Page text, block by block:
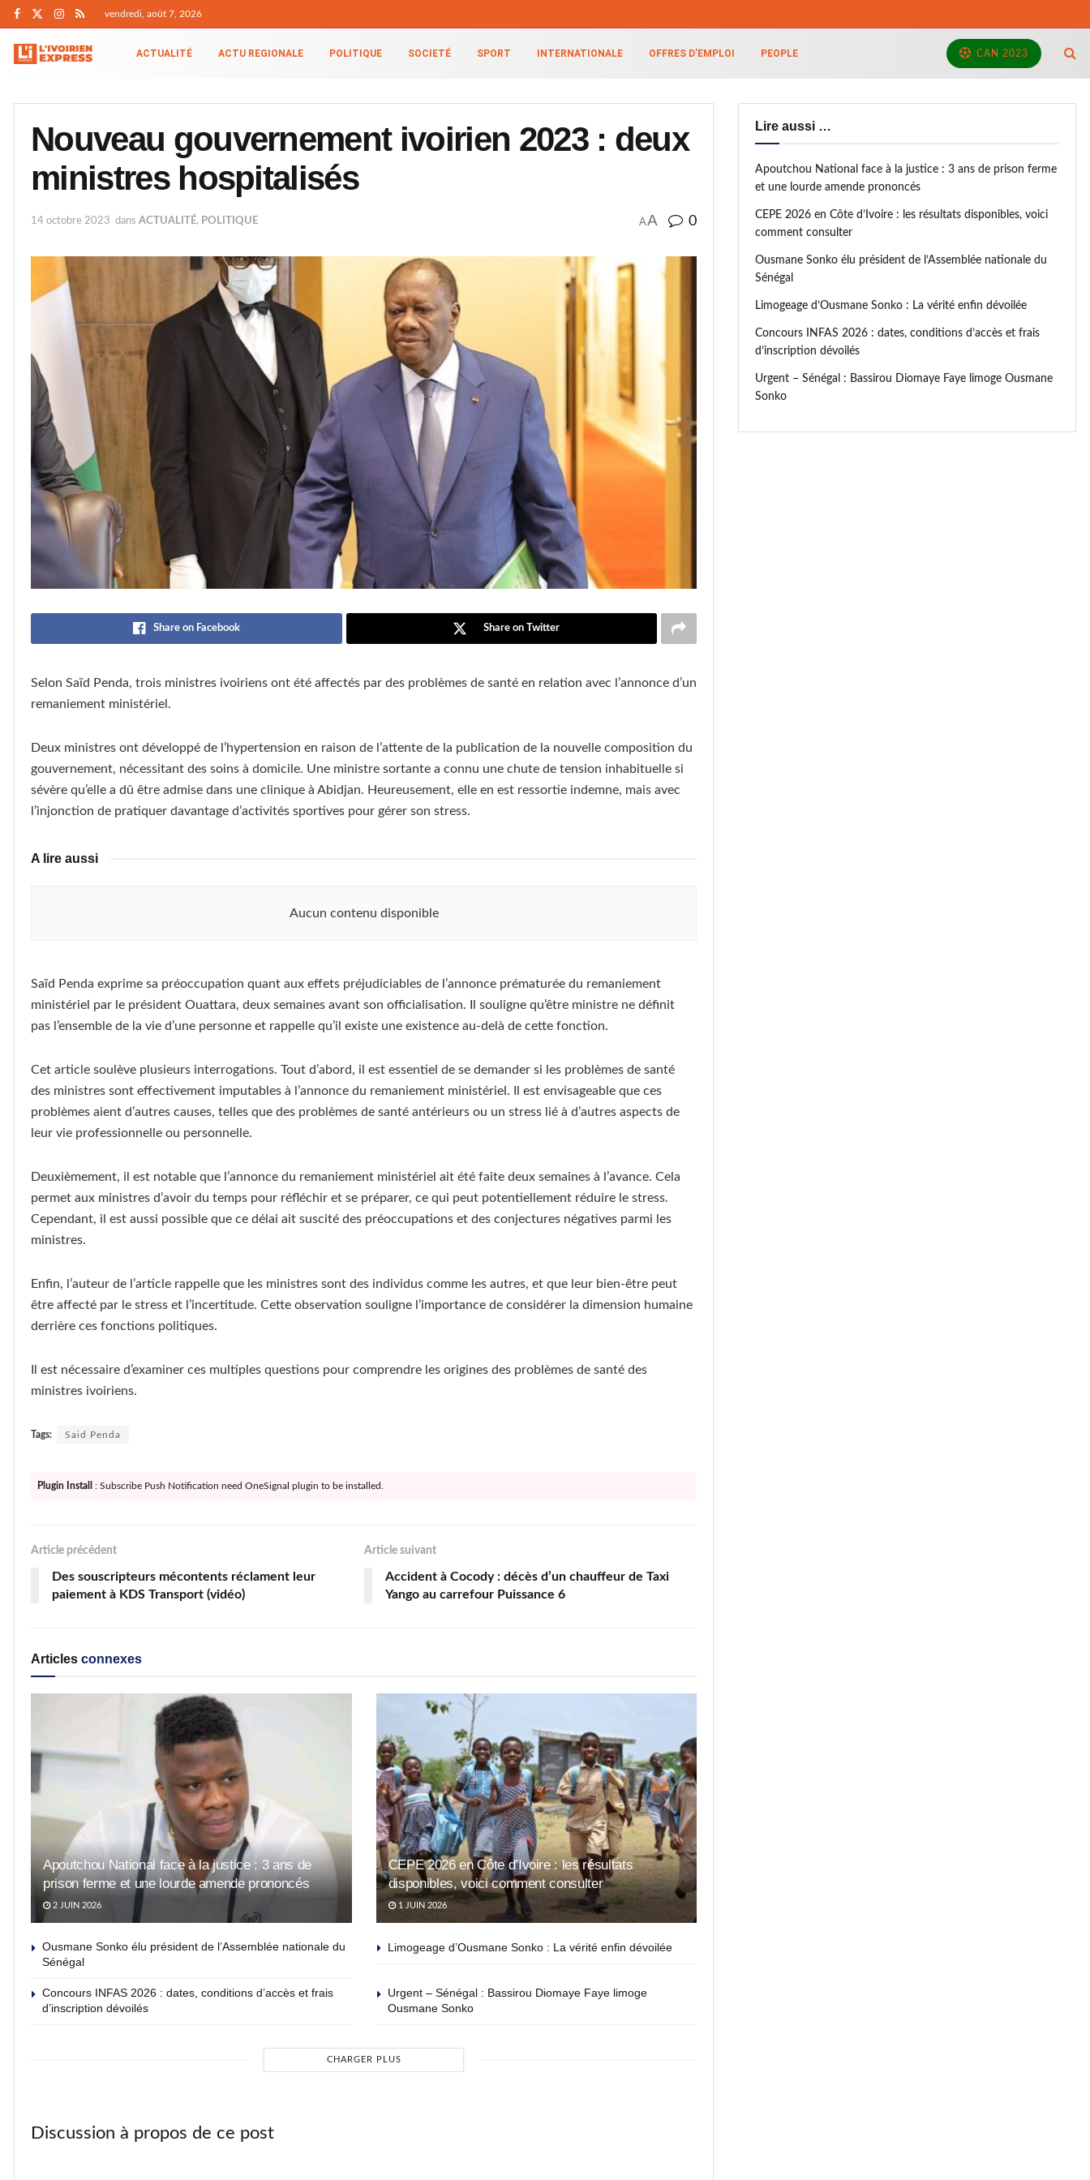
vendredi, août 7, 2026
ACTUALITÉ ACTU REGIONALE POLITIQUE SOCIETÉ SPORT INTERNATIONALE OFFRES D’EMPLOI PEOPLE CAN 2023
Nouveau gouvernement ivoirien 2023 : deux
ministres hospitalisés
14 octobre 2023 dans ACTUALITÉ, POLITIQUE AA 0
Share on Facebook Share on Twitter
Selon Saïd Penda, trois ministres ivoiriens ont été affectés par des problèmes de santé en relation avec l’annonce d’un
remaniement ministériel.
Deux ministres ont développé de l’hypertension en raison de l’attente de la publication de la nouvelle composition du
gouvernement, nécessitant des soins à domicile. Une ministre sortante a connu une chute de tension inhabituelle si
sévère qu’elle a dû être admise dans une clinique à Abidjan. Heureusement, elle en est ressortie indemne, mais avec
l’injonction de pratiquer davantage d’activités sportives pour gérer son stress.
A lire aussi
Aucun contenu disponible
Saïd Penda exprime sa préoccupation quant aux effets préjudiciables de l’annonce prématurée du remaniement
ministériel par le président Ouattara, deux semaines avant son officialisation. Il souligne qu’être ministre ne définit
pas l’ensemble de la vie d’une personne et rappelle qu’il existe une existence au-delà de cette fonction.
Cet article soulève plusieurs interrogations. Tout d’abord, il est essentiel de se demander si les problèmes de santé
des ministres sont effectivement imputables à l’annonce du remaniement ministériel. Il est envisageable que ces
problèmes aient d’autres causes, telles que des problèmes de santé antérieurs ou un stress lié à d’autres aspects de
leur vie professionnelle ou personnelle.
Deuxièmement, il est notable que l’annonce du remaniement ministériel ait été faite deux semaines à l’avance. Cela
permet aux ministres d’avoir du temps pour réfléchir et se préparer, ce qui peut potentiellement réduire le stress.
Cependant, il est aussi possible que ce délai ait suscité des préoccupations et des conjectures négatives parmi les
ministres.
Enfin, l’auteur de l’article rappelle que les ministres sont des individus comme les autres, et que leur bien-être peut
être affecté par le stress et l’incertitude. Cette observation souligne l’importance de considérer la dimension humaine
derrière ces fonctions politiques.
Il est nécessaire d’examiner ces multiples questions pour comprendre les origines des problèmes de santé des
ministres ivoiriens.
Tags: Said Penda
Plugin Install : Subscribe Push Notification need OneSignal plugin to be installed.
Article précédent
Des souscripteurs mécontents réclament leur
paiement à KDS Transport (vidéo)
Article suivant
Accident à Cocody : décès d’un chauffeur de Taxi
Yango au carrefour Puissance 6
Articles connexes
Apoutchou National face à la justice : 3 ans de
prison ferme et une lourde amende prononcés
2 JUIN 2026
CEPE 2026 en Côte d’Ivoire : les résultats
disponibles, voici comment consulter
1 JUIN 2026
Ousmane Sonko élu président de l’Assemblée nationale du
Sénégal
Limogeage d’Ousmane Sonko : La vérité enfin dévoilée
Concours INFAS 2026 : dates, conditions d’accès et frais
d’inscription dévoilés
Urgent – Sénégal : Bassirou Diomaye Faye limoge
Ousmane Sonko
CHARGER PLUS
Discussion à propos de ce post
Lire aussi …
Apoutchou National face à la justice : 3 ans de prison ferme
et une lourde amende prononcés
CEPE 2026 en Côte d’Ivoire : les résultats disponibles, voici
comment consulter
Ousmane Sonko élu président de l’Assemblée nationale du
Sénégal
Limogeage d’Ousmane Sonko : La vérité enfin dévoilée
Concours INFAS 2026 : dates, conditions d’accès et frais
d’inscription dévoilés
Urgent – Sénégal : Bassirou Diomaye Faye limoge Ousmane
Sonko